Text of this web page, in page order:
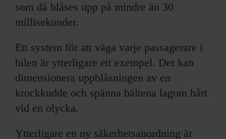
som då blåses upp på mindre än 30
millisekunder.
Ett system för att väga varje passagerare i
bilen är ytterligare ett exempel. Det kan
dimensionera uppblåsningen av en
krockkudde och spänna bältena lagom hårt
vid en olycka.
Ytterligare en ny säkerhetsanordning är